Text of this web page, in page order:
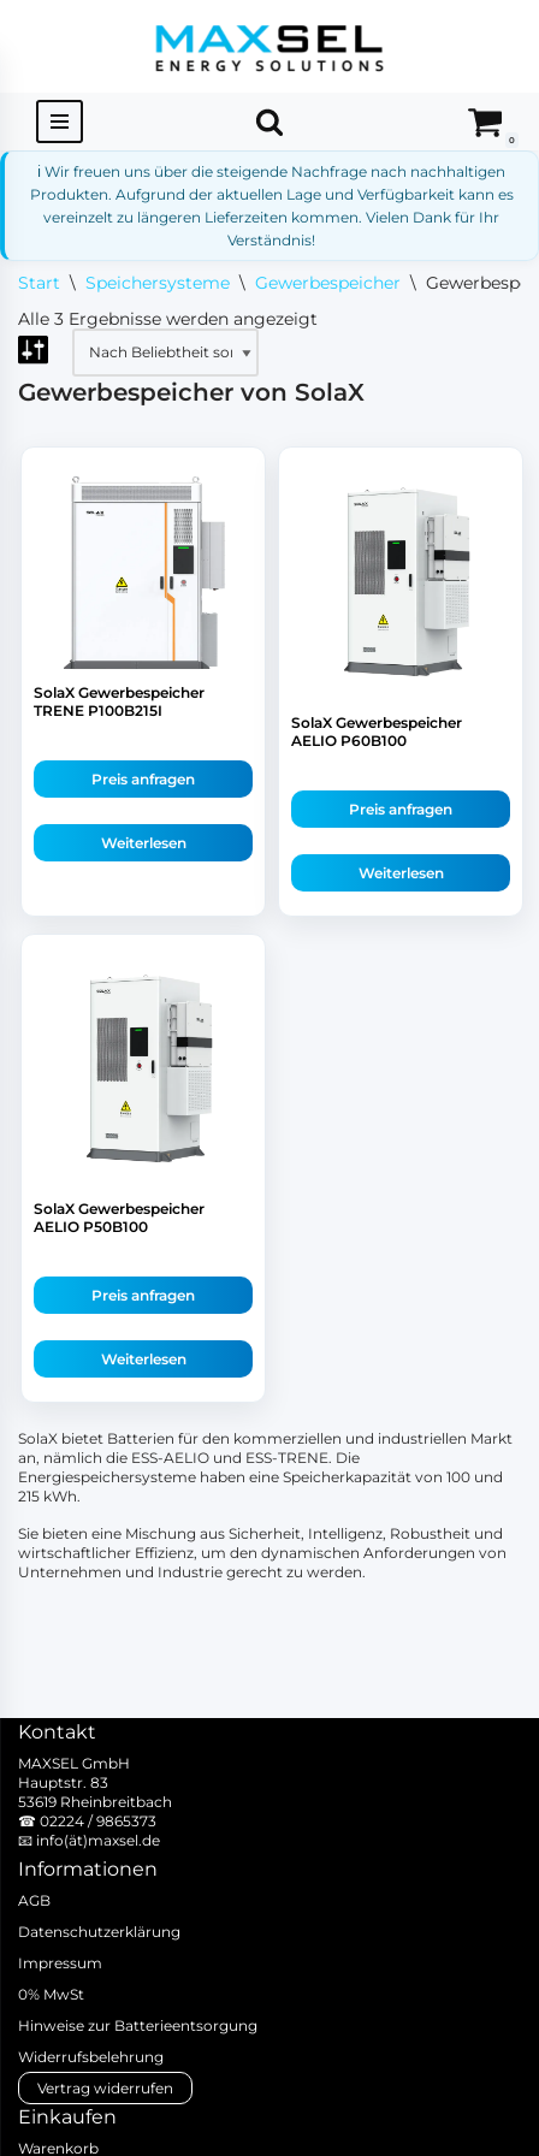
springen
0
ℹ️ Wir freuen uns über die steigende Nachfrage nach nachhaltigen
Produkten. Aufgrund der aktuellen Lage und Verfügbarkeit kann es
vereinzelt zu längeren Lieferzeiten kommen. Vielen Dank für Ihr
Verständnis!
Start \ Speichersysteme \ Gewerbespeicher \
Alle 3 Ergebnisse werden angezeigt
Gewerbespeicher von SolaX
SolaX Gewerbespeicher
TRENE P100B215I
Preis anfragen
Weiterlesen
SolaX Gewerbespeicher
AELIO P60B100
Preis anfragen
Weiterlesen
SolaX Gewerbespeicher
AELIO P50B100
Preis anfragen
Weiterlesen
SolaX bietet Batterien für den kommerziellen und industriellen Markt
an, nämlich die ESS-AELIO und ESS-TRENE. Die
Energiespeichersysteme haben eine Speicherkapazität von 100 und
215 kWh.
Sie bieten eine Mischung aus Sicherheit, Intelligenz, Robustheit und
wirtschaftlicher Effizienz, um den dynamischen Anforderungen von
Unternehmen und Industrie gerecht zu werden.
Kontakt
MAXSEL GmbH
Hauptstr. 83
53619 Rheinbreitbach
☎ 02224 / 9865373
📧 info(ät)maxsel.de
Informationen
AGB
Datenschutzerklärung
Impressum
0% MwSt
Hinweise zur Batterieentsorgung
Widerrufsbelehrung
Vertrag widerrufen
Einkaufen
Warenkorb